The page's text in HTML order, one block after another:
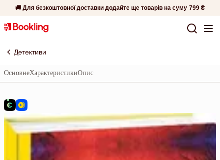
🚚 Для безкоштовної доставки додайте ще товарів на суму 799 ₴
Детективи
ОсновнеХарактеристикиОпис